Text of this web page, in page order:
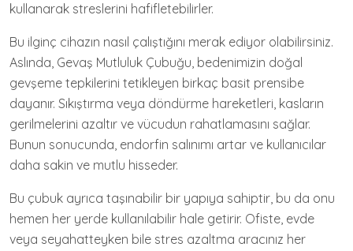
kullanarak streslerini hafifletebilirler.
Bu ilginç cihazın nasıl çalıştığını merak ediyor olabilirsiniz.
Aslında, Gevaş Mutluluk Çubuğu, bedenimizin doğal
gevşeme tepkilerini tetikleyen birkaç basit prensibe
dayanır. Sıkıştırma veya döndürme hareketleri, kasların
gerilmelerini azaltır ve vücudun rahatlamasını sağlar.
Bunun sonucunda, endorfin salınımı artar ve kullanıcılar
daha sakin ve mutlu hisseder.
Bu çubuk ayrıca taşınabilir bir yapıya sahiptir, bu da onu
hemen her yerde kullanılabilir hale getirir. Ofiste, evde
veya seyahatteyken bile stres azaltma aracınız her